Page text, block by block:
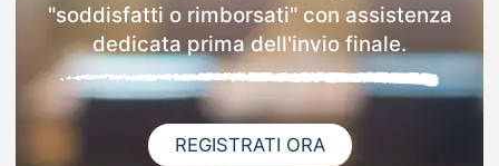
"soddisfatti o rimborsati" con assistenza
dedicata prima dell'invio finale.
REGISTRATI ORA